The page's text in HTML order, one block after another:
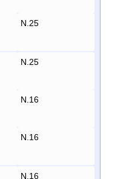
N.25
N.25
N.16
N.16
N.16